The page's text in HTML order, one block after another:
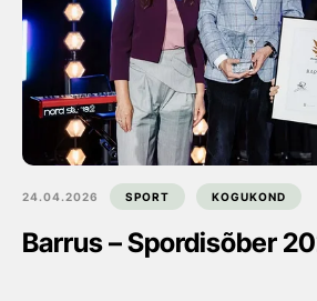
24.04.2026 SPORT KOGUKOND
Barrus – Spordisõber